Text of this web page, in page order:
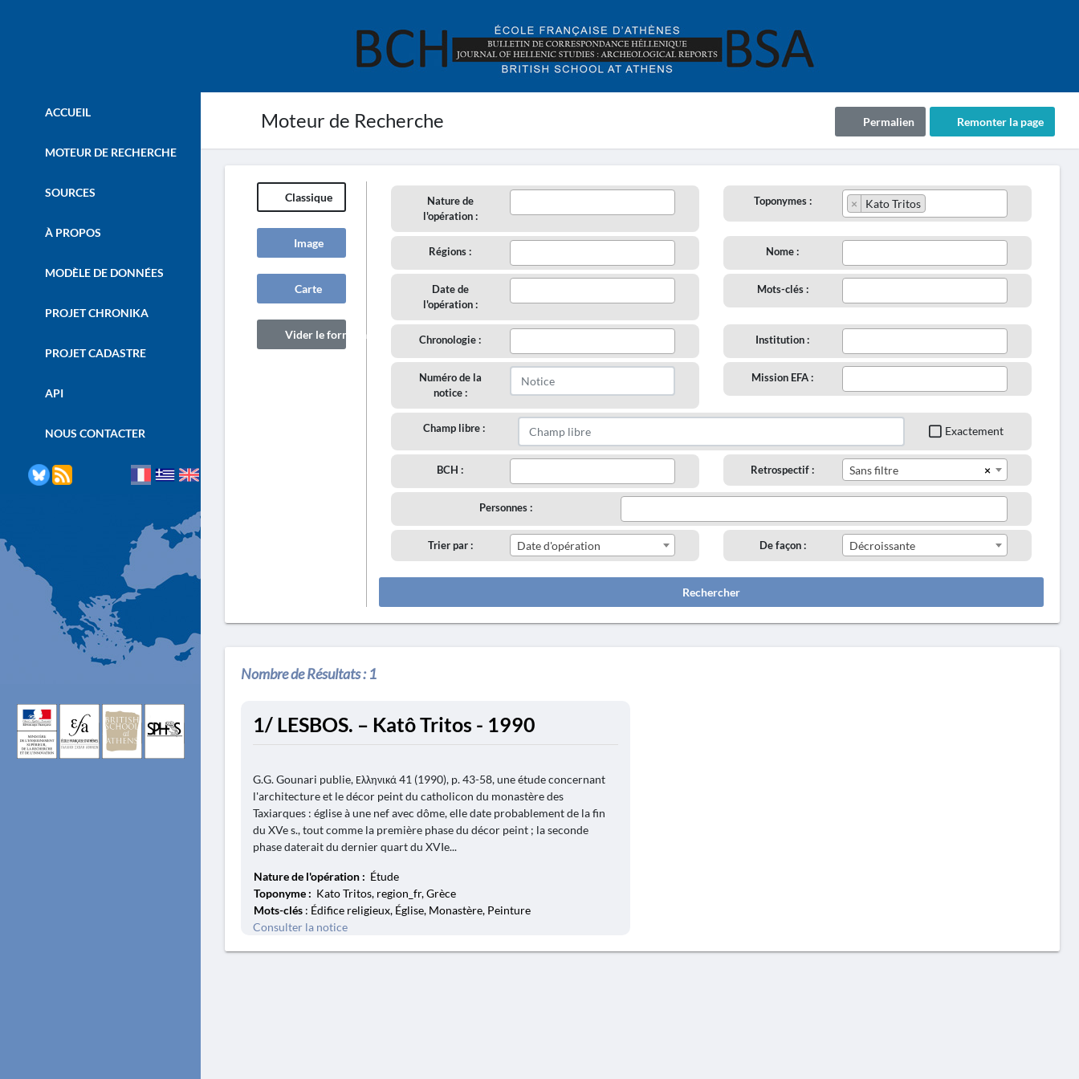
Moteur de Recherche Remonter la page
Permalien
ACCUEIL
MOTEUR DE RECHERCHE
SOURCES
À PROPOS
MODÈLE DE DONNÉES
PROJET CHRONIKA
PROJET CADASTRE
API
NOUS CONTACTER
Classique
Image
Carte
Vider le formulaire
Nature de
l'opération :
Toponymes : × Kato Tritos
Régions : Nome :
Date de
l'opération :
Mots-clés :
Chronologie : Institution :
Numéro de la
notice :
Mission EFA :
Champ libre : Exactement
BCH : Retrospectif : ×
Sans filtre
Personnes :
Trier par : Date d'opération De façon : Décroissante
Rechercher
Nombre de Résultats :1
1/ LESBOS. – Katô Tritos - 1990
G.G. Gounari publie, Ελληνικά 41 (1990), p. 43-58, une étude concernant
l'architecture et le décor peint du catholicon du monastère des
Taxiarques : église à une nef avec dôme, elle date probablement de la fin
du XVe s., tout comme la première phase du décor peint ; la seconde
phase daterait du dernier quart du XVIe...
Nature de l'opération : Étude
Toponyme : Kato Tritos, region_fr, Grèce
Mots-clés : Édifice religieux, Église, Monastère, Peinture
Consulter la notice